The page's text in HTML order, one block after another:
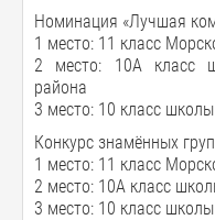
Номинация «Лучшая
1 место: 11 класс
2 место: 10А класс
района
3 место: 10 класс
Конкурс знамённых
1 место: 11 класс
2 место: 10А класс
3 место: 10 класс